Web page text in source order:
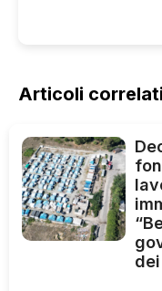
Articoli correlati